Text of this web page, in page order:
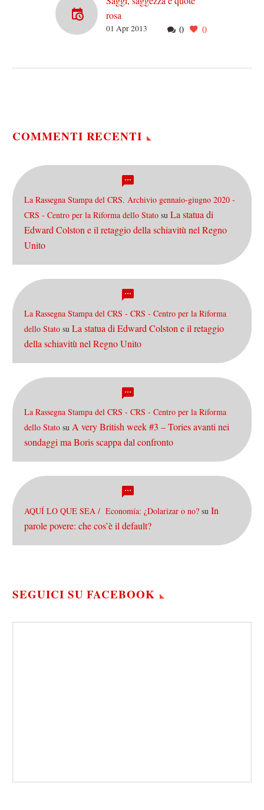
rosa
Sta montando, attualissima,
0 0
01 Apr 2013
COMMENTI RECENTI
La Rassegna Stampa del CRS. Archivio gennaio-giugno 2020 -
CRS - Centro per la Riforma dello Stato su La statua di
Edward Colston e il retaggio della schiavitù nel Regno
Unito
La Rassegna Stampa del CRS - CRS - Centro per la Riforma
dello Stato su La statua di Edward Colston e il retaggio
della schiavitù nel Regno Unito
La Rassegna Stampa del CRS - CRS - Centro per la Riforma
dello Stato su A very British week #3 – Tories avanti nei
sondaggi ma Boris scappa dal confronto
AQUÍ LO QUE SEA / Economía: ¿Dolarizar o no? su In
parole povere: che cos’è il default?
SEGUICI SU FACEBOOK